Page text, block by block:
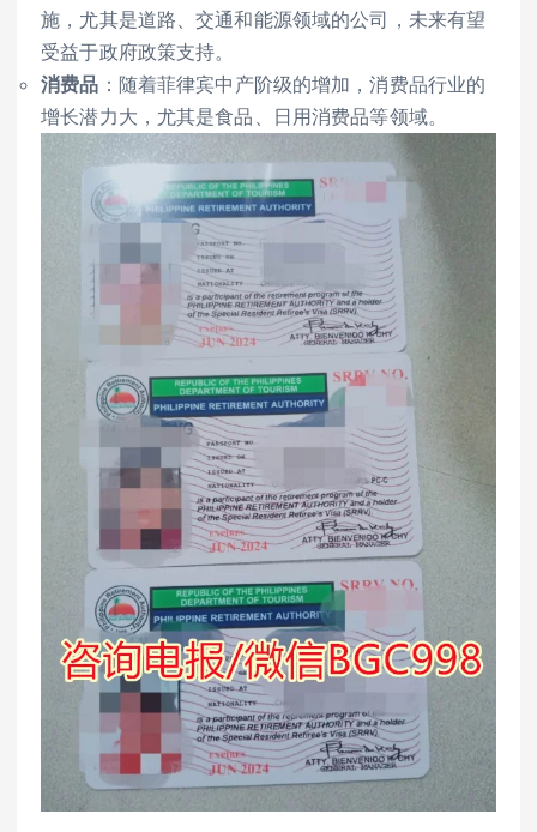
施，尤其是道路、交通和能源领域的公司，未来有望
受益于政府政策支持。
消费品 ：随着菲律宾中产阶级的增加，消费品行业的
增长潜力大，尤其是食品、日用消费品等领域。